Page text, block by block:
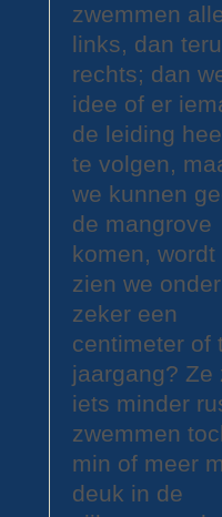
zwemmen
links, dan
rechts; dan
idee of er
de leiding
te volgen,
we kunnen
de mangrove
komen,
zien we
zeker een
centimeter of
jaargang? Ze
iets minder
zwemmen
min of meer
deuk in de